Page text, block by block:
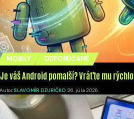
MOBILY ODPORÚČANÉ
Je váš Android pomalší? Vráťte mu
Autor:SLAVOMÍR DZURIČKO 26. júla 2026